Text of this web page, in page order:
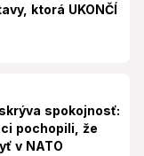
ktorá UKONČÍ
spokojnosť:
pochopili, že
v NATO